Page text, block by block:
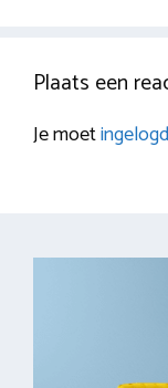
Plaats een
Je moet